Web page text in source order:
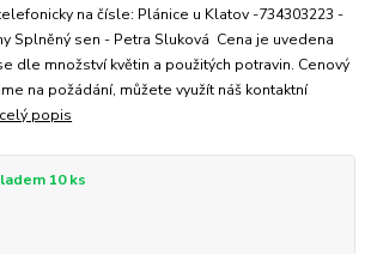
na čísle: Plánice u Klatov -734303223 -
Splněný sen - Petra Sluková Cena je uvedena
dle množství květin a použitých potravin. Cenový
na požádání, můžete využít náš kontaktní
celý popis
10 ks